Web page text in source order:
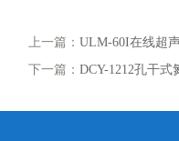
上一篇： ULM-60I在线超
下一篇： DCY-1212孔干式